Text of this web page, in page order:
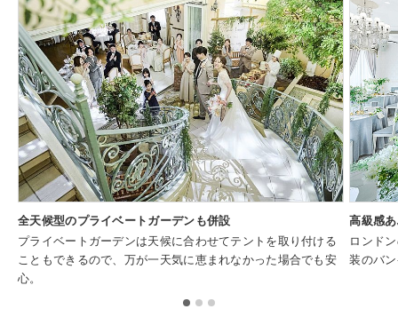
全天候型のプライベートガーデンも併設
プライベートガーデンは天候に合わせてテントを取り付ける
こともできるので、万が一天気に恵まれなかった場合でも安
心。
高級感
ロンド
装のバ